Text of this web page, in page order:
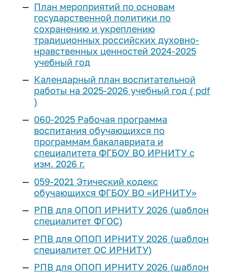
План мероприятий по основам
государственной политики по
сохранению и укреплению
традиционных российских духовно-
нравственных ценностей 2024-2025
учебный год
Календарный план воспитательной
работы на 2025-2026 учебный год ( pdf
)
060-2025 Рабочая программа
воспитания обучающихся по
программам бакалавриата и
специалитета ФГБОУ ВО ИРНИТУ с
изм. 2026 г.
059-2021 Этический кодекс
обучающихся ФГБОУ ВО «ИРНИТУ»
РПВ для ОПОП ИРНИТУ 2026 (шаблон
специалитет ФГОС)
РПВ для ОПОП ИРНИТУ 2026 (шаблон
специалитет ОС ИРНИТУ)
РПВ для ОПОП ИРНИТУ 2026 (шаблон